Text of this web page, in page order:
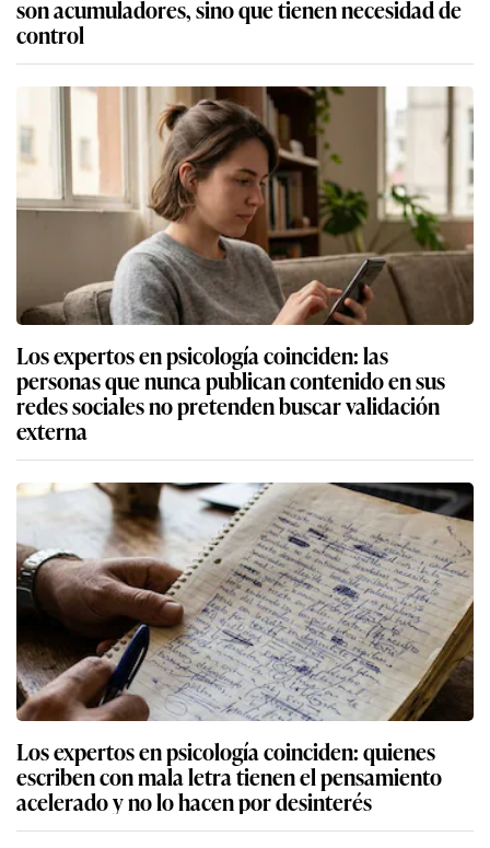
son acumuladores, sino que tienen necesidad de
control
Los expertos en psicología coinciden: las
personas que nunca publican contenido en sus
redes sociales no pretenden buscar validación
externa
Los expertos en psicología coinciden: quienes
escriben con mala letra tienen el pensamiento
acelerado y no lo hacen por desinterés